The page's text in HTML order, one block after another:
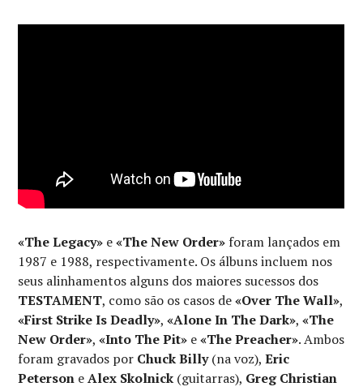
«The Legacy» e«The New Order» foram lançados em
1987 e 1988, respectivamente. Os álbuns incluem nos
seus alinhamentos alguns dos maiores sucessos dos
TESTAMENT, como são os casos de«Over The Wall»,
«First Strike Is Deadly»,«Alone In The Dark»,«The
New Order»,«Into The Pit» e«The Preacher». Ambos
foram gravados por Chuck Billy(na voz),Eric
Peterson eAlex Skolnick (guitarras), Greg Christian